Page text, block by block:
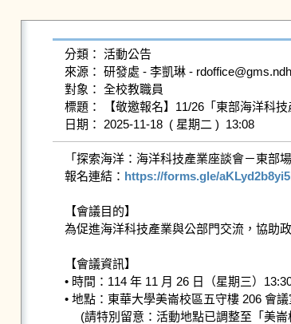
分類： 活動公告
來源： 研發處 - 李凱琳 -
對象： 全校教職員
標題： 【敬邀報名】11/26「東部海洋科
日期： 2025-11-18  ( 星期二 )  13:08
「探索海洋：海洋科技產業座談會－東部
報名連結： https://forms.gle/
【會議目的】
為促進海洋科技產業與公部門交流，協助
【會議資訊】
• 時間：114 年 11 月 26 日（星期三）
• 地點：東華大學美崙校區五守樓 206 會議